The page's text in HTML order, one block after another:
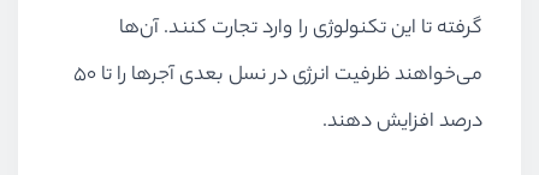
گرفته تا این تکنولوژی را وارد تجارت کنند. آن‌ها
می‌خواهند ظرفیت انرژی در نسل بعدی آجرها را تا 50
درصد افزایش دهند.